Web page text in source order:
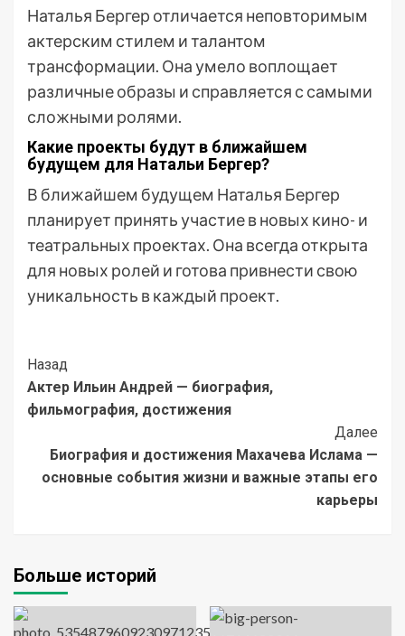
Наталья Бергер отличается неповторимым
актерским стилем и талантом
трансформации. Она умело воплощает
различные образы и справляется с самыми
сложными ролями.
Какие проекты будут в ближайшем
будущем для Натальи Бергер?
В ближайшем будущем Наталья Бергер
планирует принять участие в новых кино- и
театральных проектах. Она всегда открыта
для новых ролей и готова привнести свою
уникальность в каждый проект.
Post
Navigation
Назад
Актер Ильин Андрей — биография,
фильмография, достижения
Далее
Биография и достижения Махачева Ислама —
основные события жизни и важные этапы его
карьеры
Больше историй